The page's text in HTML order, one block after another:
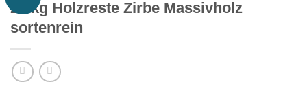
20 kg Holzreste Zirbe Massivholz
sortenrein